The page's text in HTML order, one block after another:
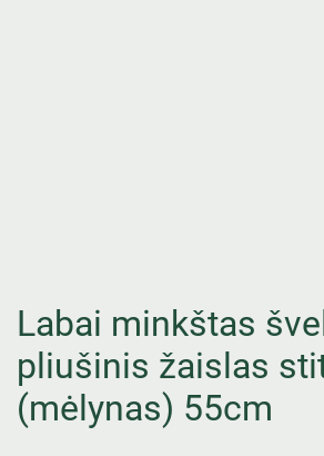
Labai minkštas
pliušinis žaislas
(mėlynas) 55cm